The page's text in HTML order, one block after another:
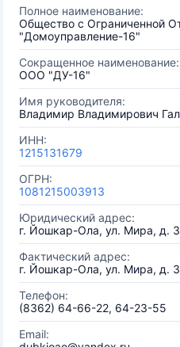
Полное наименование:
Общество с Ограниченной
"Домоуправление-16"
Сокращенное наименование:
ООО "ДУ-16"
Имя руководителя:
Владимир Владимирович
ИНН:
1215131679
ОГРН:
1081215003913
Юридический адрес:
г. Йошкар-Ола, ул. Мира, д.
Фактический адрес:
г. Йошкар-Ола, ул. Мира, д.
Телефон:
(8362) 64-66-22, 64-23-55
Email: